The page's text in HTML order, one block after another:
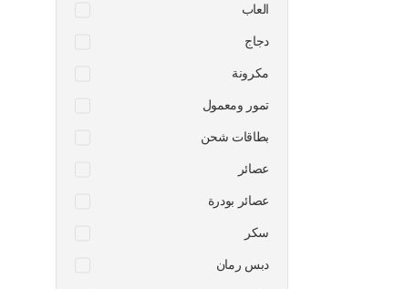
العاب
دجاج
مكرونة
تمور ومعمول
بطاقات شحن
عصائر
عصائر بودرة
سكر
دبس رمان